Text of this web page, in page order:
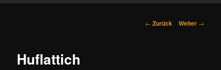
Beitrags-
← Zurück Weiter →
Huflattich